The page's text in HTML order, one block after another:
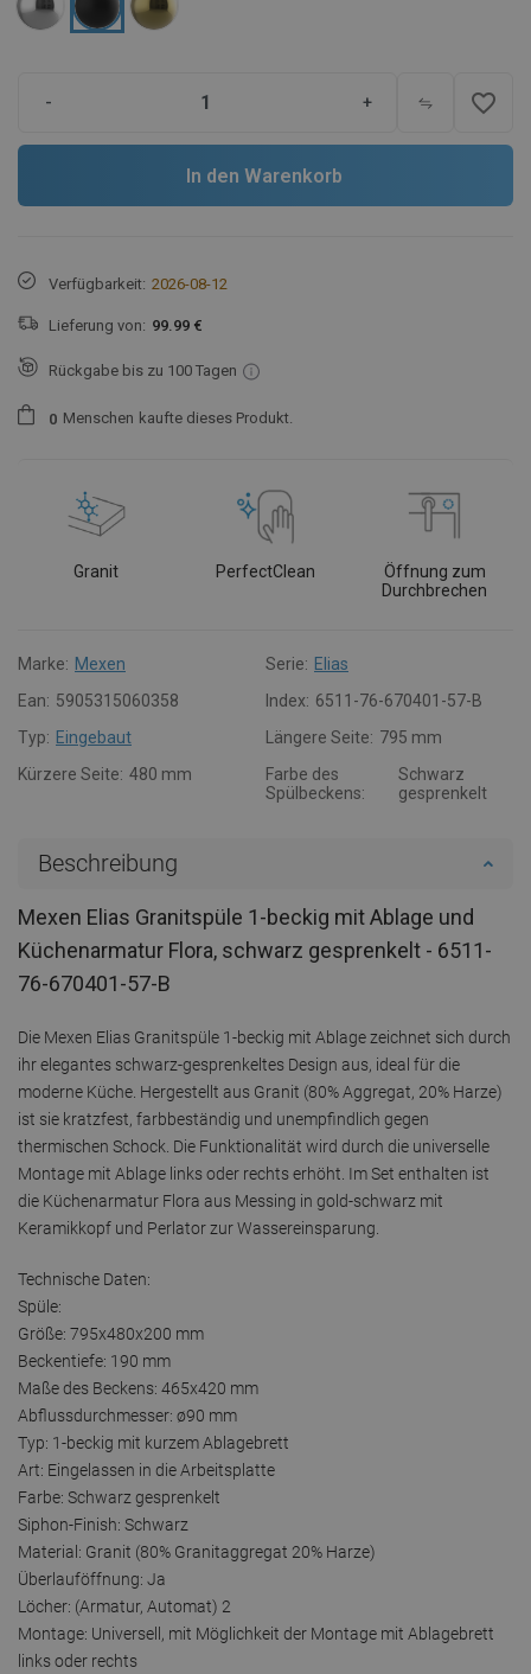
- + favorite_border
In den Warenkorb
Verfügbarkeit: 2026-08-12
Lieferung von: 99.99 €
Rückgabe bis zu 100 Tagen
0 Menschen kaufte dieses Produkt.
Granit PerfectClean
Öffnung zum
Durchbrechen
Marke: Mexen Serie: Elias
Ean: 5905315060358 Index: 6511-76-670401-57-B
Typ: Eingebaut Längere Seite: 795 mm
Kürzere Seite: 480 mm
Farbe des
Spülbeckens:
Schwarz
gesprenkelt
Beschreibung
Mexen Elias Granitspüle 1-beckig mit Ablage und
Küchenarmatur Flora, schwarz gesprenkelt - 6511-
76-670401-57-B
Die Mexen Elias Granitspüle 1-beckig mit Ablage zeichnet sich durch
ihr elegantes schwarz-gesprenkeltes Design aus, ideal für die
moderne Küche. Hergestellt aus Granit (80% Aggregat, 20% Harze)
ist sie kratzfest, farbbeständig und unempfindlich gegen
thermischen Schock. Die Funktionalität wird durch die universelle
Montage mit Ablage links oder rechts erhöht. Im Set enthalten ist
die Küchenarmatur Flora aus Messing in gold-schwarz mit
Keramikkopf und Perlator zur Wassereinsparung.
Technische Daten:
Spüle:
Größe: 795x480x200 mm
Beckentiefe: 190 mm
Maße des Beckens: 465x420 mm
Abflussdurchmesser: ø90 mm
Typ: 1-beckig mit kurzem Ablagebrett
Art: Eingelassen in die Arbeitsplatte
Farbe: Schwarz gesprenkelt
Siphon-Finish: Schwarz
Material: Granit (80% Granitaggregat 20% Harze)
Überlauföffnung: Ja
Löcher: (Armatur, Automat) 2
Montage: Universell, mit Möglichkeit der Montage mit Ablagebrett
links oder rechts